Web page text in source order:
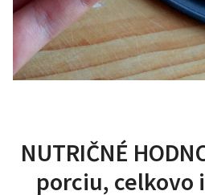
NUTRIČNÉ
porciu, celkovo